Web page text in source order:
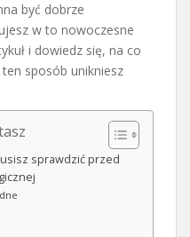
być dobrze
w to nowoczesne
i dowiedz się, na co
sposób unikniesz
sprawdzić przed